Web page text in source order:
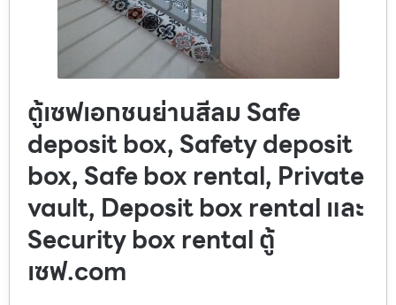
ตู้เซฟเอกชนย่านสีลม Safe
deposit box, Safety deposit
box, Safe box rental, Private
vault, Deposit box rental และ
Security box rental ตู้
เซฟ.com